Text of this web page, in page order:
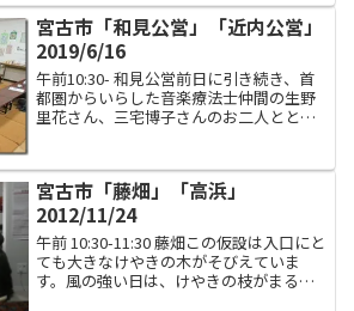
空き部屋を、工事関係者向けの宿泊施設
にする」...
宮古市「和見公営」「近内公営」
2019/6/16
午前10:30- 和見公営前日に引き続き、首
都圏からいらした音楽療法士仲間の生野
里花さん、三宅博子さんのお二人ととも
午前中は宮古市の中心街に近い和見公営
住宅にお邪魔しま...
宮古市「藤畑」「高浜」
2012/11/24
午前 10:30-11:30 藤畑この仮設は入口にと
ても大きなけやきの木がそびえていま
す。風の強い日は、けやきの枝がまるで